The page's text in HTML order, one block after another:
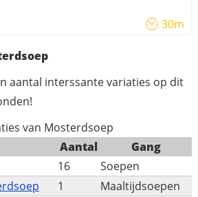
30m
aantal interssante variaties op dit
van Mosterdsoep
Aantal
Gang
16
Soepen
1
Maaltijdsoepen